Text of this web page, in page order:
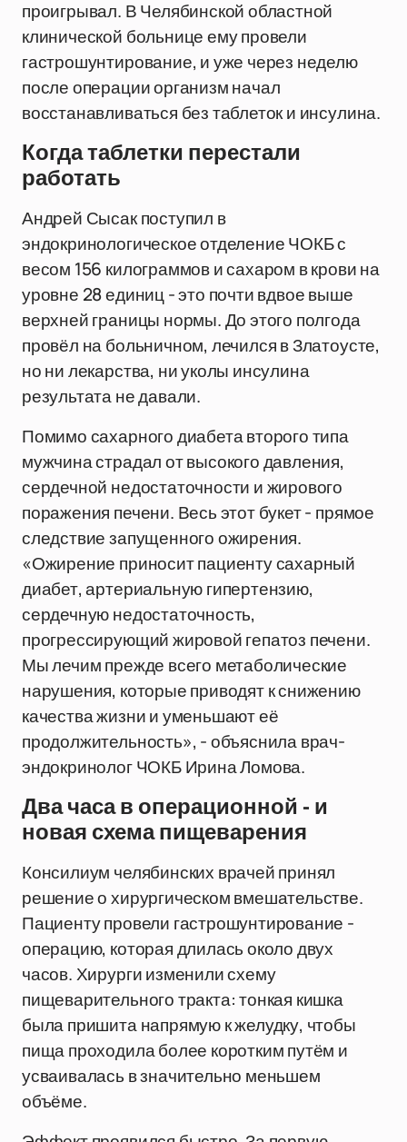
проигрывал. В Челябинской областной
клинической больнице ему провели
гастрошунтирование, и уже через неделю
после операции организм начал
восстанавливаться без таблеток и инсулина.
Когда таблетки перестали
работать
Андрей Сысак поступил в
эндокринологическое отделение ЧОКБ с
весом 156 килограммов и сахаром в крови на
уровне 28 единиц - это почти вдвое выше
верхней границы нормы. До этого полгода
провёл на больничном, лечился в Златоусте,
но ни лекарства, ни уколы инсулина
результата не давали.
Помимо сахарного диабета второго типа
мужчина страдал от высокого давления,
сердечной недостаточности и жирового
поражения печени. Весь этот букет - прямое
следствие запущенного ожирения.
«Ожирение приносит пациенту сахарный
диабет, артериальную гипертензию,
сердечную недостаточность,
прогрессирующий жировой гепатоз печени.
Мы лечим прежде всего метаболические
нарушения, которые приводят к снижению
качества жизни и уменьшают её
продолжительность», - объяснила врач-
эндокринолог ЧОКБ Ирина Ломова.
Два часа в операционной - и
новая схема пищеварения
Консилиум челябинских врачей принял
решение о хирургическом вмешательстве.
Пациенту провели гастрошунтирование -
операцию, которая длилась около двух
часов. Хирурги изменили схему
пищеварительного тракта: тонкая кишка
была пришита напрямую к желудку, чтобы
пища проходила более коротким путём и
усваивалась в значительно меньшем
объёме.